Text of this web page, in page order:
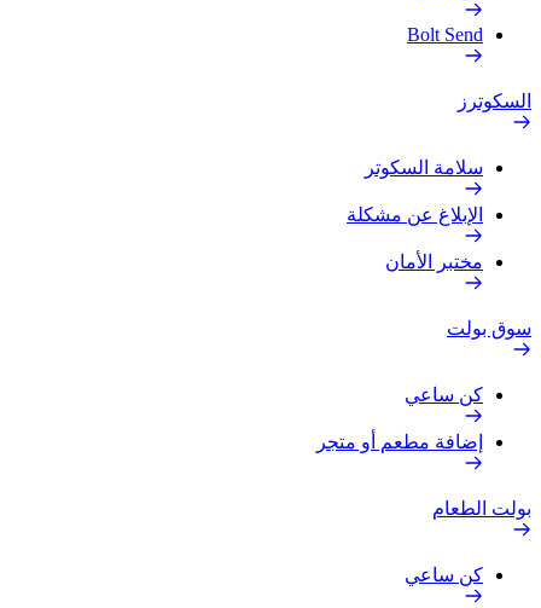
Bolt Send
السكوترز
سلامة السكوتر
الإبلاغ عن مشكلة
مختبر الأمان
سوق بولت
كن ساعي
إضافة مطعم أو متجر
بولت الطعام
كن ساعي